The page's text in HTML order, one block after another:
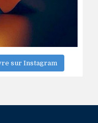
sur Instagram